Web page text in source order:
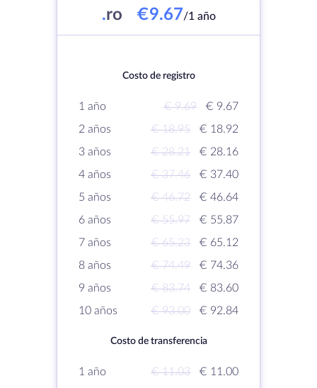
.ro €9.67/1 año
Costo de registro
1 año € 9.69
€ 9.67
2 años
€ 18.95
€ 18.92
3 años
€ 28.21
€ 28.16
4 años
€ 37.46
€ 37.40
5 años
€ 46.72
€ 46.64
6 años
€ 55.97
€ 55.87
7 años
€ 65.23
€ 65.12
8 años
€ 74.49
€ 74.36
9 años
€ 83.74
€ 83.60
10 años
€ 93.00 € 92.84
Costo de transferencia
1 año € 11.03
€ 11.00